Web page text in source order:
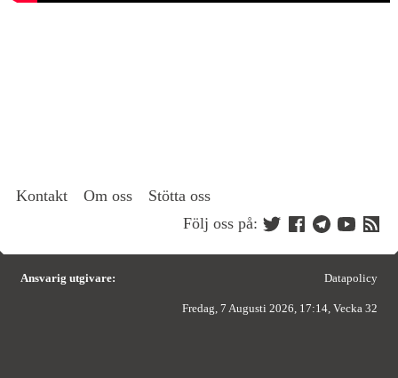
Kontakt Om oss
Stötta oss
Följ oss på:
Ansvarig utgivare: Datapolicy
Fredag, 7 Augusti 2026, 17:14, Vecka 32